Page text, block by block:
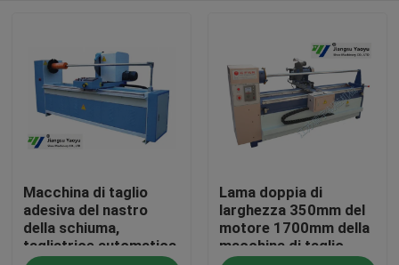
Casa
Macchina di taglio
adesiva del nastro
della schiuma,
tagliatrice automatica
Lama doppia di
larghezza 350mm del
motore 1700mm della
macchina di taglio